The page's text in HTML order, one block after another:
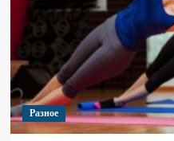
Разное